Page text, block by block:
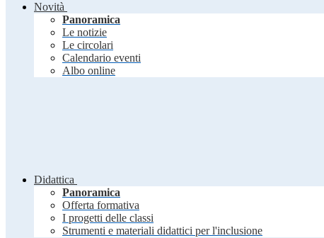
Novità
Panoramica
Le notizie
Le circolari
Calendario eventi
Albo online
Didattica
Panoramica
Offerta formativa
I progetti delle classi
Strumenti e materiali didattici per l'inclusione